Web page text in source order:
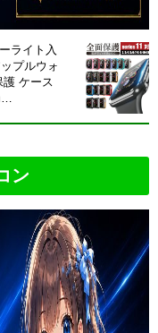
ライト入
プルウォ
ケース
ン